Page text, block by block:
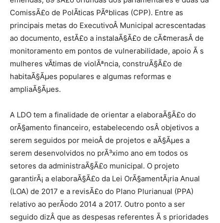
ComissÃ£o de PolÃ­ticas PÃºblicas (CPP). Entre as
principais metas do ExecutivoÂ Municipal acrescentadas
ao documento, estÃ£o a instalaÃ§Ã£o de cÃ¢merasÂ de
monitoramento em pontos de vulnerabilidade, apoio Ã s
mulheres vÃ­timas de violÃªncia, construÃ§Ã£o de
habitaÃ§Ãµes populares e algumas reformas e
ampliaÃ§Ãµes.
A LDO tem a finalidade de orientar a elaboraÃ§Ã£o do
orÃ§amento financeiro, estabelecendo osÂ objetivos a
serem seguidos por meioÂ de projetos e aÃ§Ãµes a
serem desenvolvidos no prÃ³ximo ano em todos os
setores da administraÃ§Ã£o municipal. O projeto
garantirÃ¡ a elaboraÃ§Ã£o da Lei OrÃ§amentÃ¡ria Anual
(LOA) de 2017 e a revisÃ£o do Plano Plurianual (PPA)
relativo ao perÃ­odo 2014 a 2017. Outro ponto a ser
seguido dizÂ que as despesas referentes Ã s prioridades